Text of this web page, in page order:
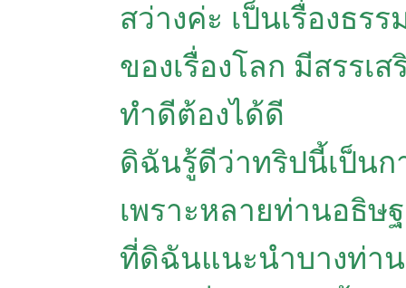
สว่างค่ะ เป็นเรื่องธรร
ของเรื่องโลก มีสรรเ
ทำดีต้องได้ดี
ดิฉันรู้ดีว่าทริปนี้เป็นก
เพราะหลายท่านอธิษ
ที่ดิฉันแนะนำบางท่าน